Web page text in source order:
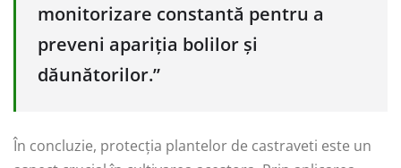
monitorizare constantă pentru a
preveni apariția bolilor și
dăunătorilor.”
În concluzie, protecția plantelor de castraveti este un